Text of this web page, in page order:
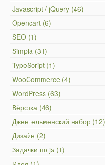
Javascript / jQuery (46)
Opencart (6)
SEO (1)
Simpla (31)
TypeScript (1)
WooCommerce (4)
WordPress (63)
Вёрстка (46)
Джентельменский набор (12)
Дизайн (2)
Задачки по js (1)